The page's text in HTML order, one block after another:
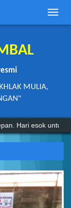
Toggle
MULIA,
Hari esok